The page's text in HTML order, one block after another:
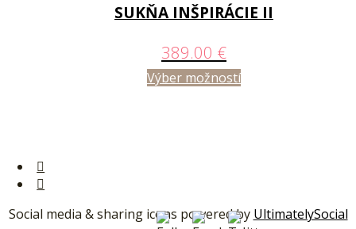
SUKŇA INŠPIRÁCIE II
389.00 €
Výber možností
Social media & sharing icons powered by UltimatelySocial